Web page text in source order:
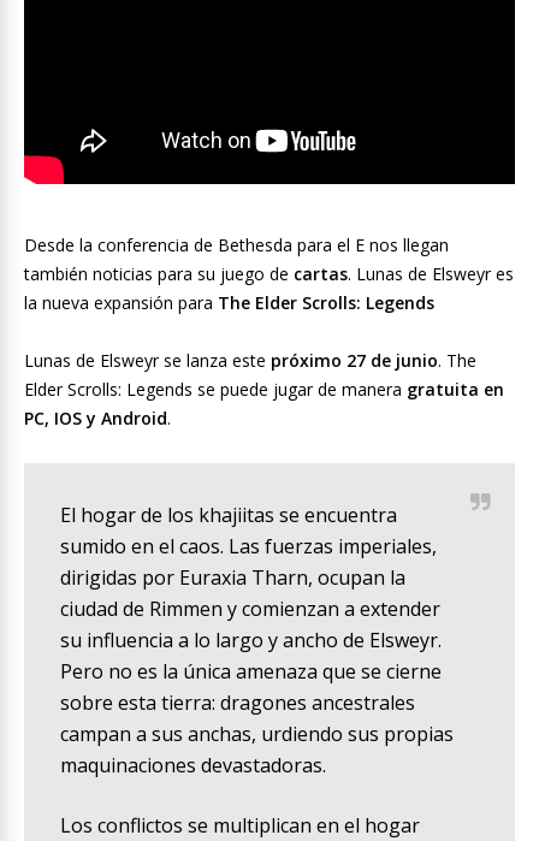
Desde la conferencia de Bethesda para el E nos llegan
también noticias para su juego de cartas. Lunas de Elsweyr es
la nueva expansión para The Elder Scrolls: Legends
Lunas de Elsweyr se lanza este próximo 27 de junio. The
Elder Scrolls: Legends se puede jugar de manera gratuita en
PC, IOS y Android.
El hogar de los khajiitas se encuentra
sumido en el caos. Las fuerzas imperiales,
dirigidas por Euraxia Tharn, ocupan la
ciudad de Rimmen y comienzan a extender
su influencia a lo largo y ancho de Elsweyr.
Pero no es la única amenaza que se cierne
sobre esta tierra: dragones ancestrales
campan a sus anchas, urdiendo sus propias
maquinaciones devastadoras.
Los conflictos se multiplican en el hogar